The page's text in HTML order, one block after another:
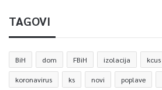
TAGOVI
BiH dom FBiH izolacija kcus
koronavirus ks novi poplave